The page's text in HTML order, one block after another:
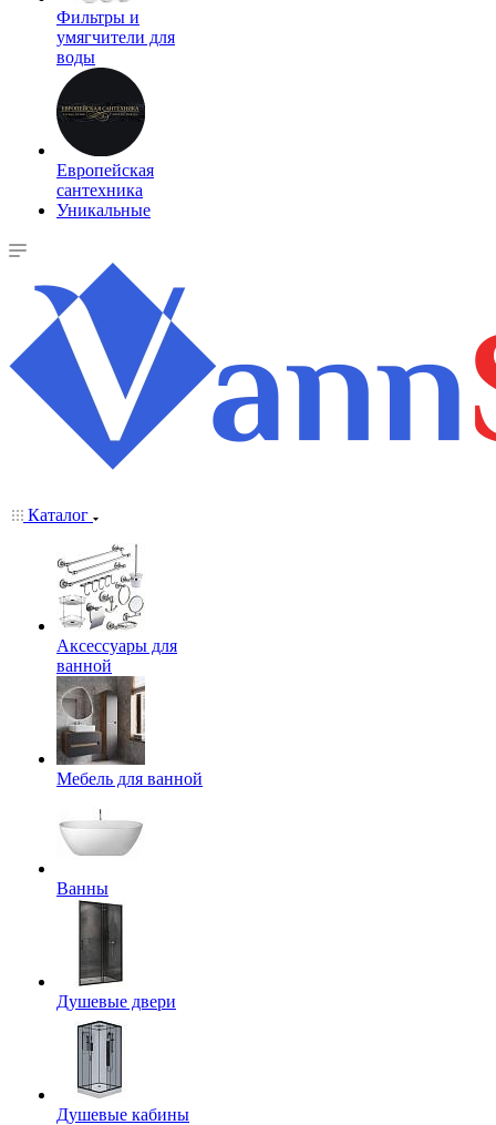
Фильтры и
умягчители для
воды
Европейская
сантехника
Уникальные
Каталог
Аксессуары для
ванной
Мебель для ванной
Ванны
Душевые двери
Душевые кабины